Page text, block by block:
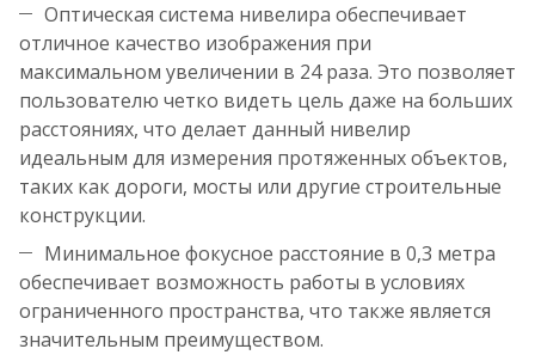
Оптическая система нивелира обеспечивает
отличное качество изображения при
максимальном увеличении в 24 раза. Это позволяет
пользователю четко видеть цель даже на больших
расстояниях, что делает данный нивелир
идеальным для измерения протяженных объектов,
таких как дороги, мосты или другие строительные
конструкции.
Минимальное фокусное расстояние в 0,3 метра
обеспечивает возможность работы в условиях
ограниченного пространства, что также является
значительным преимуществом.